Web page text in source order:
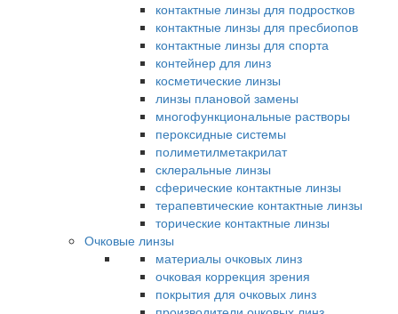
контактные линзы для подростков
контактные линзы для пресбиопов
контактные линзы для спорта
контейнер для линз
косметические линзы
линзы плановой замены
многофункциональные растворы
пероксидные системы
полиметилметакрилат
склеральные линзы
сферические контактные линзы
терапевтические контактные линзы
торические контактные линзы
Очковые линзы
материалы очковых линз
очковая коррекция зрения
покрытия для очковых линз